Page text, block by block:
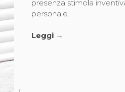
presenza stimola
personale.
Leggi →